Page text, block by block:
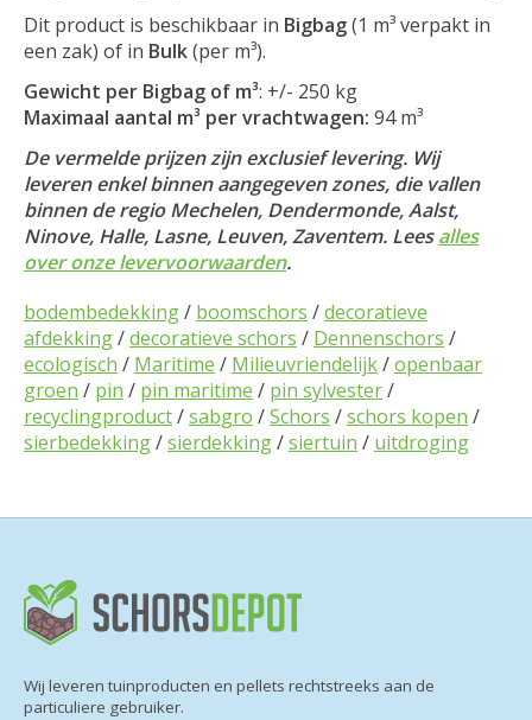
Dit product is beschikbaar in Bigbag(1 m³ verpakt in
een zak) of in Bulk(per m³).
Gewicht per Bigbag of m³: +/- 250 kg
Maximaal aantal m³ per vrachtwagen: 94 m³
De vermelde prijzen zijn exclusief levering. Wij
leveren enkel binnen aangegeven zones, die vallen
binnen de regio Mechelen, Dendermonde, Aalst,
Ninove, Halle, Lasne, Leuven, Zaventem. Leesalles
over onze levervoorwaarden.
bodembedekking/ boomschors /decoratieve
afdekking/decoratieve schors / Dennenschors /
ecologisch / Maritime / Milieuvriendelijk/openbaar
groen / pin / pin maritime / pin sylvester/
recyclingproduct/sabgro /Schors /schors kopen /
sierbedekking/sierdekking/siertuin / uitdroging
Wij leveren tuinproducten en pellets rechtstreeks aan de
particuliere gebruiker.